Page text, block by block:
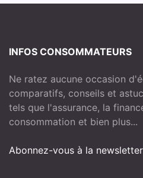
INFOS CONSOMMATEURS
Ne ratez aucune occasion
comparatifs, conseils et
tels que l'assurance, la
consommation et bien plus...
Abonnez-vous à la newsletter